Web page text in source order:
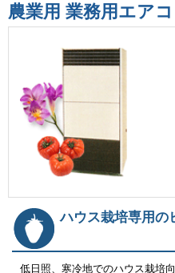
農業用 業務用エア
ハウス栽培専用の
低日照、寒冷地でのハウス栽培